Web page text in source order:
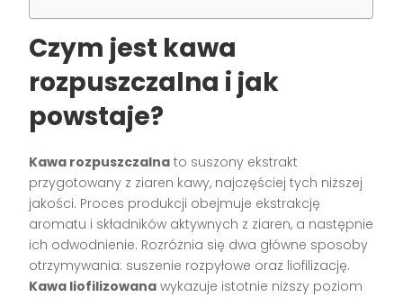
Czym jest kawa
rozpuszczalna i jak
powstaje?
Kawa rozpuszczalna to suszony ekstrakt
przygotowany z ziaren kawy, najczęściej tych niższej
jakości. Proces produkcji obejmuje ekstrakcję
aromatu i składników aktywnych z ziaren, a następnie
ich odwodnienie. Rozróżnia się dwa główne sposoby
otrzymywania: suszenie rozpyłowe oraz liofilizację.
Kawa liofilizowana wykazuje istotnie niższy poziom